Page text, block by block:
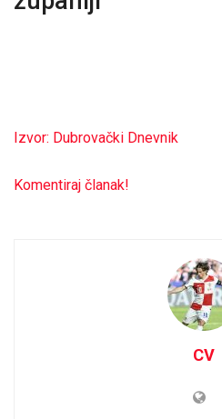
Izvor: Dubrovački Dnevnik
Komentiraj članak!
CV